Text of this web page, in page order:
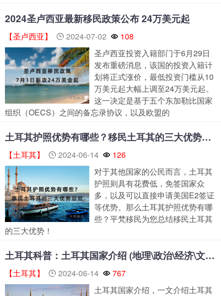
2024圣卢西亚最新移民政策公布 24万美元起
【圣卢西亚】 2024-07-02
108
圣卢西亚投资入籍部门于6月29日
发布重磅消息，该国的投资入籍计
划将正式涨价，最低投资门槛从10
万美元起大幅上调至24万美元起。
这一决定是基于五个东加勒比国家
组织（OECS）之间的备忘录协议，以及欧盟的
土耳其护照优势有哪些？移民土耳其的三大优势总结
【土耳其】 2024-06-14
126
对于其他国家的公民而言，土耳其
护照则具有花费低，免签国家众
多，以及可以直接申请美国E2签证
等优势。那么土耳其护照优势有哪
些？平梵移民为您总结移民土耳其
的三大优势！
土耳其科普：土耳其国家介绍 (地理\政治\经济\文化）
【土耳其】 2024-06-14
767
土耳其国家介绍，一文介绍土耳其